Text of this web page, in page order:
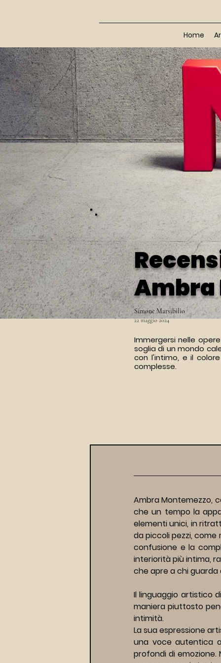
Home
Ambra
Simone Marsibilio
22 maggio 2024
Immergersi nelle
soglia di un mondo
con l'intimo, e il
complesse.
Ambra Montemezzo,
che un tempo la
elementi unici, in
da piccoli pezzi,
confusione e la
interiorità più intima,
che apre a chi guarda
Il linguaggio artistico
maniera piuttosto
intimità.
La sua espressione
una voce autentica
profondi di emozione.